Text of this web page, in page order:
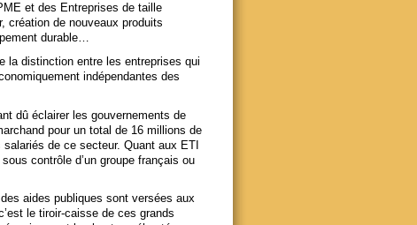
et des Entreprises de taille
création de nouveaux produits
durable…
la distinction entre les entreprises qui
indépendantes des
dû éclairer les gouvernements de
pour un total de 16 millions de
de ce secteur. Quant aux ETI
contrôle d’un groupe français ou
aides publiques sont versées aux
le tiroir-caisse de ces grands